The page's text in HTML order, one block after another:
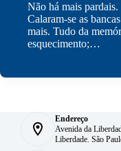
Não há mais
Calaram-se as
mais. Tudo da
esquecimento;…
Endereço
Avenida da
Liberdade. São